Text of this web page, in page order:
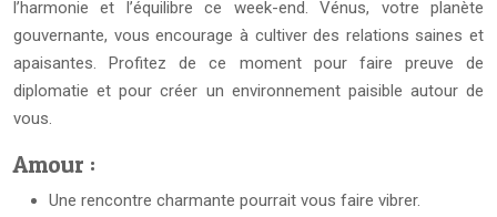
l’harmonie et l’équilibre ce week-end. Vénus, votre planète
gouvernante, vous encourage à cultiver des relations saines et
apaisantes. Profitez de ce moment pour faire preuve de
diplomatie et pour créer un environnement paisible autour de
vous.
Amour :
Une rencontre charmante pourrait vous faire vibrer.